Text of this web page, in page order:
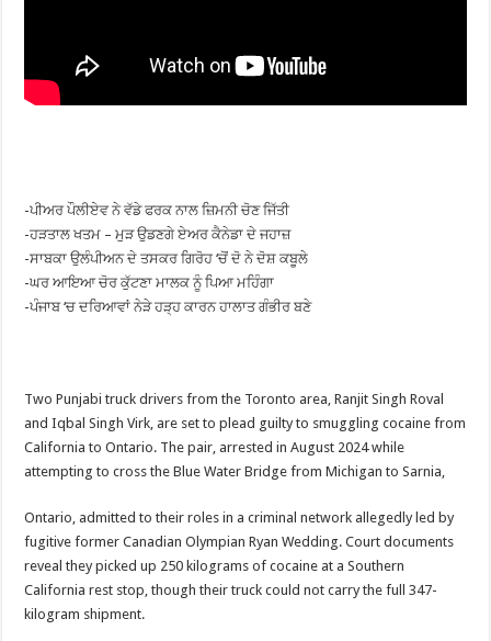
-ਪੀਅਰ ਪੌਲੀਏਵ ਨੇ ਵੱਡੇ ਫਰਕ ਨਾਲ ਜ਼ਿਮਨੀ ਚੋਣ ਜਿੱਤੀ
-ਹੜਤਾਲ ਖਤਮ – ਮੁੜ ਉਡਣਗੇ ਏਅਰ ਕੈਨੇਡਾ ਦੇ ਜਹਾਜ਼
-ਸਾਬਕਾ ਉਲੰਪੀਅਨ ਦੇ ਤਸਕਰ ਗਿਰੋਹ ‘ਚੋਂ ਦੋ ਨੇ ਦੋਸ਼ ਕਬੂਲੇ
-ਘਰ ਆਇਆ ਚੋਰ ਕੁੱਟਣਾ ਮਾਲਕ ਨੂੰ ਪਿਆ ਮਹਿੰਗਾ
-ਪੰਜਾਬ ‘ਚ ਦਰਿਆਵਾਂ ਨੇੜੇ ਹੜ੍ਹ ਕਾਰਨ ਹਾਲਾਤ ਗੰਭੀਰ ਬਣੇ
Two Punjabi truck drivers from the Toronto area, Ranjit Singh Roval
and Iqbal Singh Virk, are set to plead guilty to smuggling cocaine from
California to Ontario. The pair, arrested in August 2024 while
attempting to cross the Blue Water Bridge from Michigan to Sarnia,
Ontario, admitted to their roles in a criminal network allegedly led by
fugitive former Canadian Olympian Ryan Wedding. Court documents
reveal they picked up 250 kilograms of cocaine at a Southern
California rest stop, though their truck could not carry the full 347-
kilogram shipment.